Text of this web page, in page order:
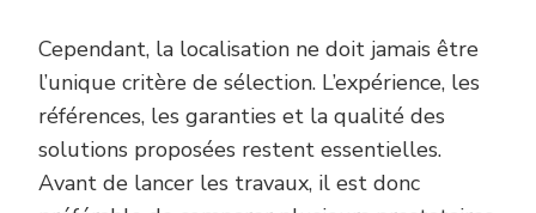
Cependant, la localisation ne doit jamais être
l’unique critère de sélection. L’expérience, les
références, les garanties et la qualité des
solutions proposées restent essentielles.
Avant de lancer les travaux, il est donc